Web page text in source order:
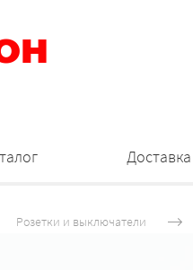
Доставка
Розетки и выключатели